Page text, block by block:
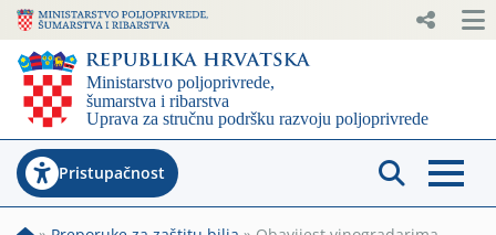
Pristupačnost